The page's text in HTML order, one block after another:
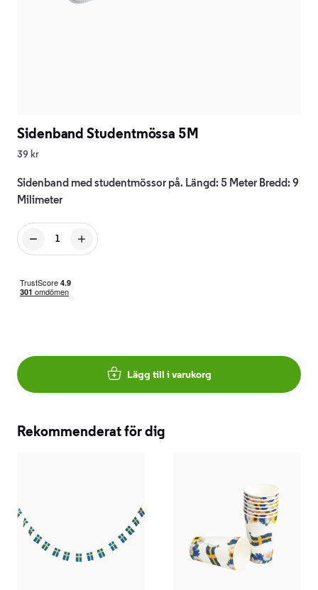
Sidenband Studentmössa 5M
39 kr
Sidenband med studentmössor på. Längd: 5 Meter Bredd: 9
Milimeter
Lägg till i varukorg
Rekommenderat för dig